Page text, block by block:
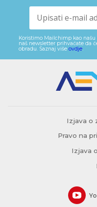
Koristimo Mailchimp kao
naš newsletter prihvaćate da
obradu. Saznaj više ovdje.
Izjava o
Pravo na
Izjava